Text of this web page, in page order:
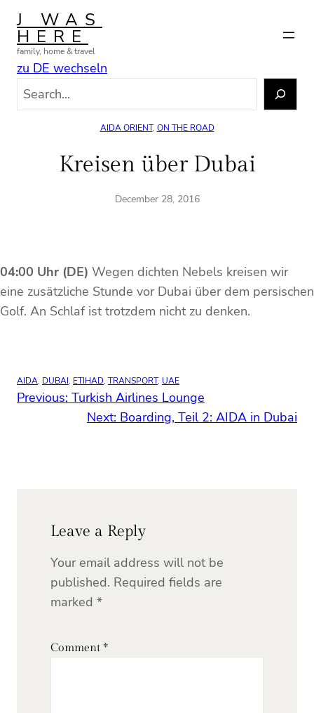
Skip
content
J WAS
HERE
family, home & travel
zu DE wechseln
AIDA ORIENT, ON THE ROAD
Kreisen über Dubai
December 28, 2016
04:00 Uhr (DE) Wegen dichten Nebels kreisen wir
eine zusätzliche Stunde vor Dubai über dem persischen
Golf. An Schlaf ist trotzdem nicht zu denken.
AIDA, DUBAI, ETIHAD, TRANSPORT, UAE
Previous: Turkish Airlines Lounge
Next: Boarding, Teil 2: AIDA in Dubai
Leave a Reply
Your email address will not be
published. Required fields are
marked *
Comment *